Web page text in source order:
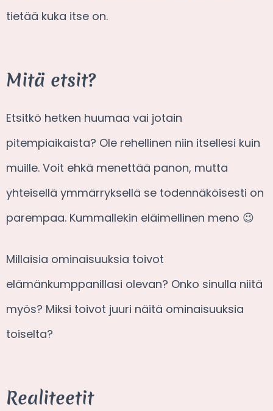
tietää kuka itse on.
Mitä etsit?
Etsitkö hetken huumaa vai jotain
pitempiaikaista? Ole rehellinen niin itsellesi kuin
muille. Voit ehkä menettää panon, mutta
yhteisellä ymmärryksellä se todennäköisesti on
parempaa. Kummallekin eläimellinen meno 😉
Millaisia ominaisuuksia toivot
elämänkumppanillasi olevan? Onko sinulla niitä
myös? Miksi toivot juuri näitä ominaisuuksia
toiselta?
Realiteetit